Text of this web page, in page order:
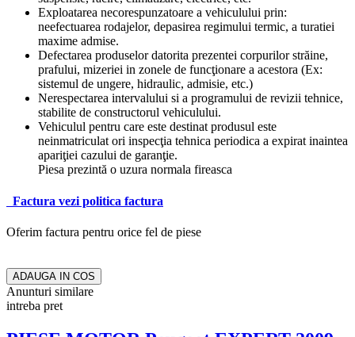
Exploatarea necorespunzatoare a vehiculului prin:
neefectuarea rodajelor, depasirea regimului termic, a turatiei
maxime admise.
Defectarea produselor datorita prezentei corpurilor străine,
prafului, mizeriei in zonele de funcţionare a acestora (Ex:
sistemul de ungere, hidraulic, admisie, etc.)
Nerespectarea intervalului si a programului de revizii tehnice,
stabilite de constructorul vehiculului.
Vehiculul pentru care este destinat produsul este
neinmatriculat ori inspecţia tehnica periodica a expirat inaintea
apariţiei cazului de garanţie.
Piesa prezintă o uzura normala fireasca
Factura vezi politica factura
Oferim factura pentru orice fel de piese
ADAUGA IN COS
Anunturi similare
intreba pret